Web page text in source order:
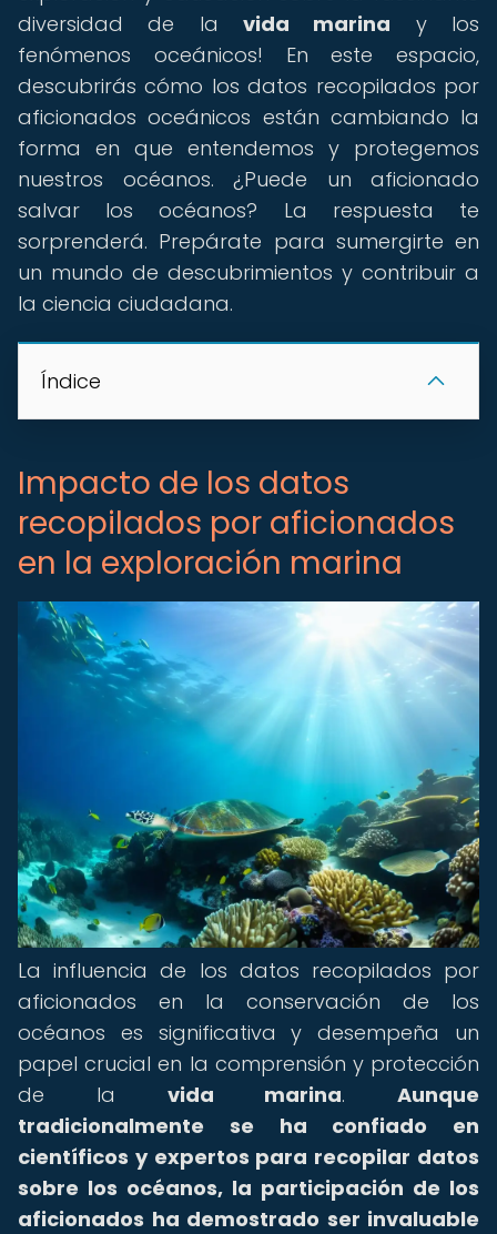
diversidad de la vida marina y los
fenómenos oceánicos! En este espacio,
descubrirás cómo los datos recopilados por
aficionados oceánicos están cambiando la
forma en que entendemos y protegemos
nuestros océanos. ¿Puede un aficionado
salvar los océanos? La respuesta te
sorprenderá. Prepárate para sumergirte en
un mundo de descubrimientos y contribuir a
la ciencia ciudadana.
Índice
Impacto de los datos
recopilados por aficionados
en la exploración marina
La influencia de los datos recopilados por
aficionados en la conservación de los
océanos es significativa y desempeña un
papel crucial en la comprensión y protección
de la vida marina. Aunque
tradicionalmente se ha confiado en
científicos y expertos para recopilar datos
sobre los océanos, la participación de los
aficionados ha demostrado ser invaluable